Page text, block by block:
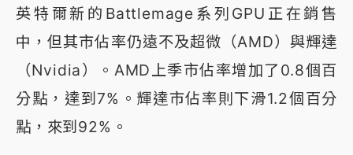
英特爾新的Battlemage系列GPU正在銷售
中，但其市佔率仍遠不及超微（AMD）與輝達
（Nvidia）。AMD上季市佔率增加了0.8個百
分點，達到7%。輝達市佔率則下滑1.2個百分
點，來到92%。